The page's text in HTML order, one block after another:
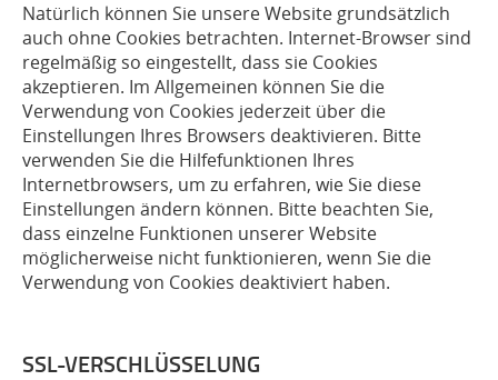
Natürlich können Sie unsere Website grundsätzlich
auch ohne Cookies betrachten. Internet-Browser sind
regelmäßig so eingestellt, dass sie Cookies
akzeptieren. Im Allgemeinen können Sie die
Verwendung von Cookies jederzeit über die
Einstellungen Ihres Browsers deaktivieren. Bitte
verwenden Sie die Hilfefunktionen Ihres
Internetbrowsers, um zu erfahren, wie Sie diese
Einstellungen ändern können. Bitte beachten Sie,
dass einzelne Funktionen unserer Website
möglicherweise nicht funktionieren, wenn Sie die
Verwendung von Cookies deaktiviert haben.
SSL-VERSCHLÜSSELUNG